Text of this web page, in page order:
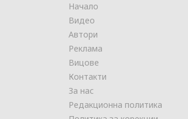
Начало
Видео
Автори
Реклама
Вицове
Контакти
За нас
Редакционна политика